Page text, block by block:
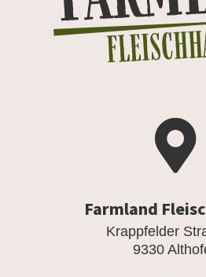

Farmland
Krappfelder
9330